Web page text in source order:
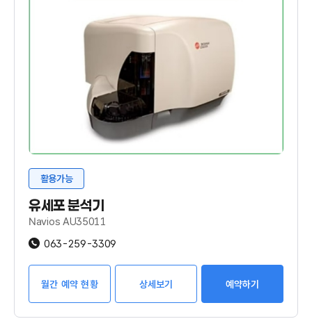
활용가능
유세포 분석기
Navios AU35011
063-259-3309
월간 예약 현황 상세보기 예약하기